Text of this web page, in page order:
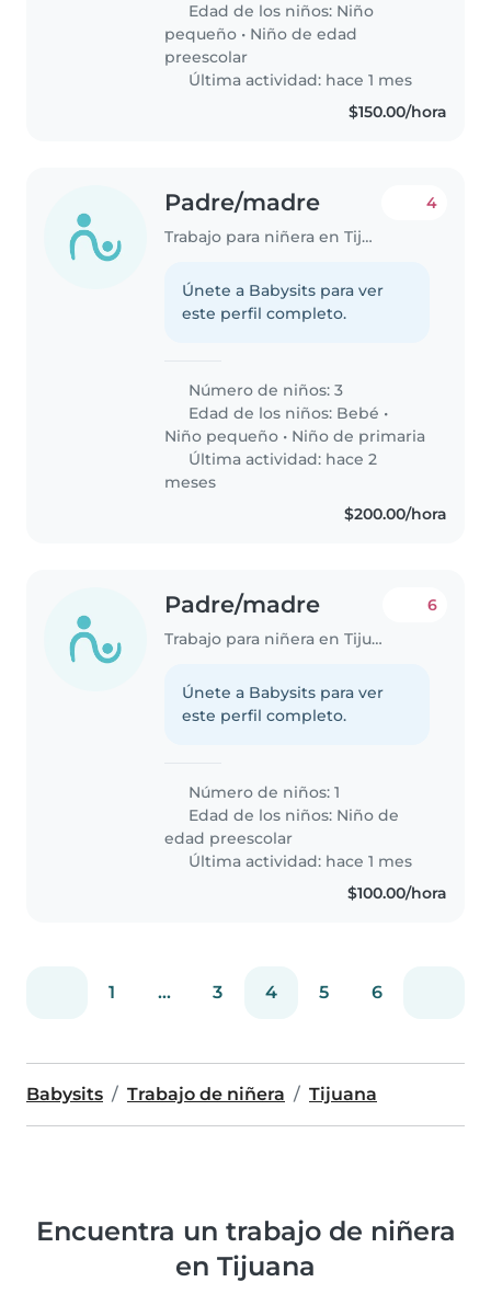
Edad de los niños: Niño
pequeño • Niño de edad
preescolar
Última actividad: hace 1 mes
$150.00/hora
Padre/madre
Trabajo para niñera en Tijuana
4
Únete a Babysits para ver
este perfil completo.
Número de niños: 3
Edad de los niños: Bebé •
Niño pequeño • Niño de primaria
Última actividad: hace 2
meses
$200.00/hora
Padre/madre
Trabajo para niñera en Tijuana
6
Únete a Babysits para ver
este perfil completo.
Número de niños: 1
Edad de los niños: Niño de
edad preescolar
Última actividad: hace 1 mes
$100.00/hora
1 ... 3 4 5 6
Babysits Trabajo de niñera Tijuana
Encuentra un trabajo de niñera
en Tijuana